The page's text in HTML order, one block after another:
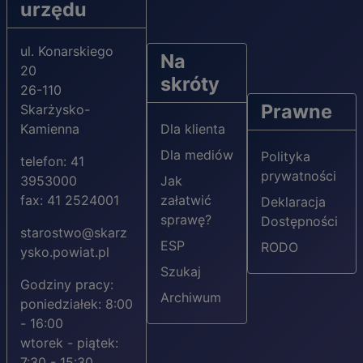
urzędu
ul. Konarskiego
20
26-110
Skarżysko-
Kamienna
telefon: 41
3953000
fax: 41 2524001
starostwo@skarz
ysko.powiat.pl
Godziny pracy:
poniedziałek: 8:00
- 16:00
wtorek - piątek:
Na
skróty
Dla klienta
Dla mediów
Jak
załatwić
sprawę?
ESP
Szukaj
Archiwum
Prawne
Polityka
prywatności
Deklaracja
Dostępności
RODO